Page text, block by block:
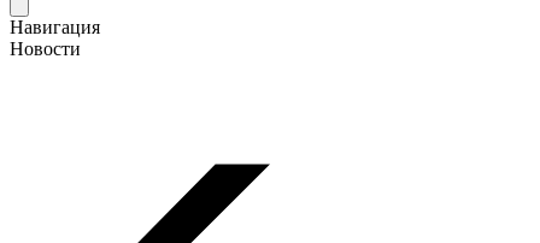
Навигация
Новости